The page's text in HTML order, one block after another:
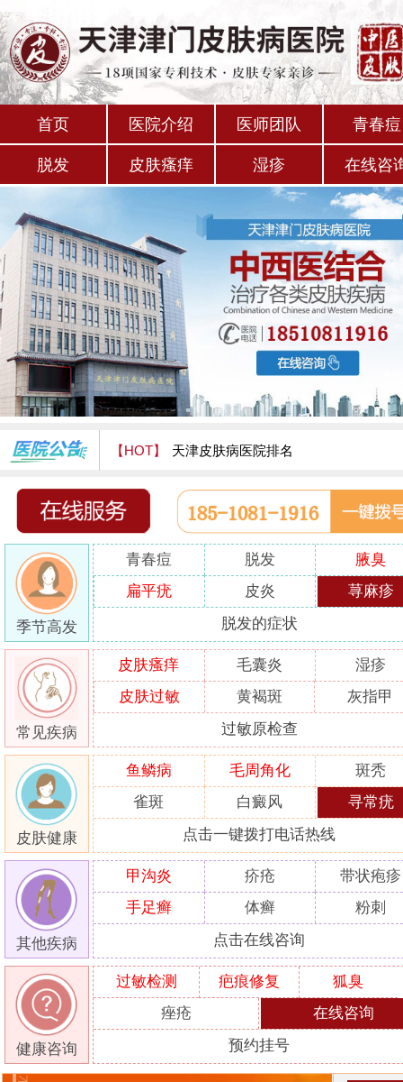
首页 医院介绍 医师团队 青春痘
脱发 皮肤瘙痒 湿疹 在线咨
【HOT】 天津皮肤病医院排名
天津津门皮肤病医院怎么样
季节高发
青春痘 脱发
腋臭
扁平疣
皮炎 荨麻疹
脱发的症状
常见疾病
皮肤瘙痒 毛囊炎
湿疹
皮肤过敏
黄褐斑 灰指甲
过敏原检查
皮肤健康
鱼鳞病 毛周角化
斑秃
雀斑
白癜风 寻常疣
点击一键拨打电话热线
其他疾病
甲沟炎 疥疮
带状疱疹
手足癣
体癣 粉刺
点击在线咨询
健康咨询
过敏检测 疤痕修复
狐臭
痤疮
在线咨询
预约挂号